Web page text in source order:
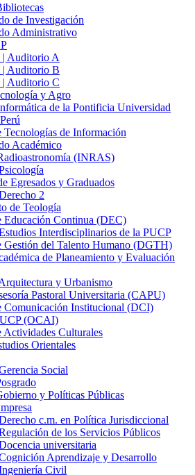
de Investigación
Administrativo
| Auditorio A
| Auditorio B
| Auditorio C
y Agro
de la Pontificia Universidad
Tecnologías de Información
Académico
(INRAS)
Egresados y Graduados
2
de Teología
Educación Continua (DEC)
Interdisciplinarios de la PUCP
Gestión del Talento Humano (DGTH)
de Planeamiento y Evaluación
y Urbanismo
Pastoral Universitaria (CAPU)
Comunicación Institucional (DCI)
(OCAI)
Actividades Culturales
Orientales
Social
y Políticas Públicas
c.m. en Política Jurisdiccional
de los Servicios Públicos
universitaria
Aprendizaje y Desarrollo
Civil